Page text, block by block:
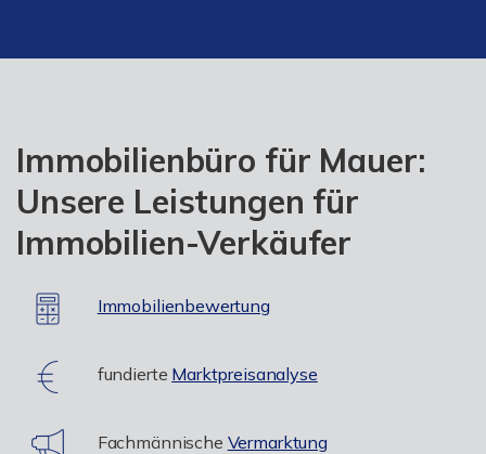
Immobilienbüro für Mauer:
Unsere Leistungen für
Immobilien-Verkäufer
Immobilienbewertung
fundierte Marktpreisanalyse
Fachmännische Vermarktung